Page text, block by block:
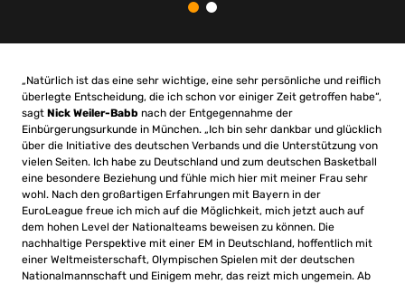
„Natürlich ist das eine sehr wichtige, eine sehr persönliche und reiflich
überlegte Entscheidung, die ich schon vor einiger Zeit getroffen habe“,
sagt Nick Weiler-Babb nach der Entgegennahme der
Einbürgerungsurkunde in München. „Ich bin sehr dankbar und glücklich
über die Initiative des deutschen Verbands und die Unterstützung von
vielen Seiten. Ich habe zu Deutschland und zum deutschen Basketball
eine besondere Beziehung und fühle mich hier mit meiner Frau sehr
wohl. Nach den großartigen Erfahrungen mit Bayern in der
EuroLeague freue ich mich auf die Möglichkeit, mich jetzt auch auf
dem hohen Level der Nationalteams beweisen zu können. Die
nachhaltige Perspektive mit einer EM in Deutschland, hoffentlich mit
einer Weltmeisterschaft, Olympischen Spielen mit der deutschen
Nationalmannschaft und Einigem mehr, das reizt mich ungemein. Ab